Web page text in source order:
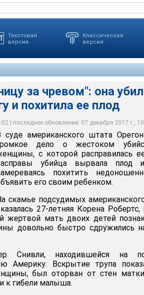
Текстовая
версия
Классическая
версия
за чревом": она
и похитила ее плод
| последнее обновление: 07 декабря 2017 г.,
она убила беременную подругу и
суде американского штата Орегон
дело о жестоком
с которой расправилась
убийца вырвала плод
похитить
его своим ребенком.
скамье подсудимых
27-летняя Корена
жертвой мать двоих детей
довольно быстро сдружились
Снивли, находившейся на
Америку. Вскрытие трупа
был оторван от стен
к гибели малыша.